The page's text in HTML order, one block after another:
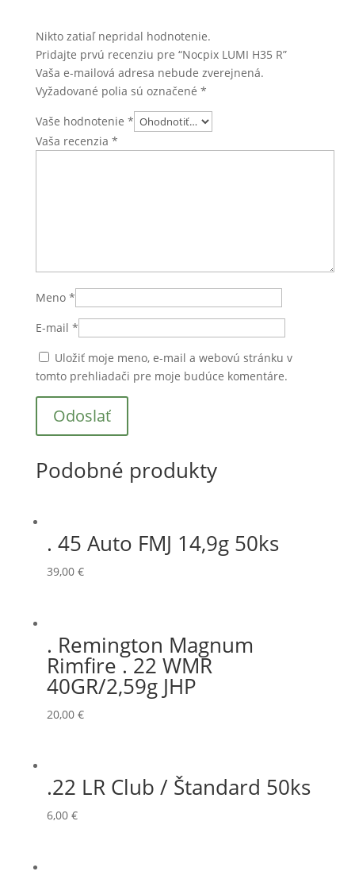
Nikto zatiaľ nepridal hodnotenie.
Pridajte prvú recenziu pre “Nocpix LUMI H35 R”
Vaša e-mailová adresa nebude zverejnená.
Vyžadované polia sú označené *
Vaše hodnotenie *
Vaša recenzia *
Meno *
E-mail *
Uložiť moje meno, e-mail a webovú stránku v
tomto prehliadači pre moje budúce komentáre.
Podobné produkty
. 45 Auto FMJ 14,9g 50ks
39,00 €
. Remington Magnum
Rimfire . 22 WMR
40GR/2,59g JHP
20,00 €
.22 LR Club / Štandard 50ks
6,00 €